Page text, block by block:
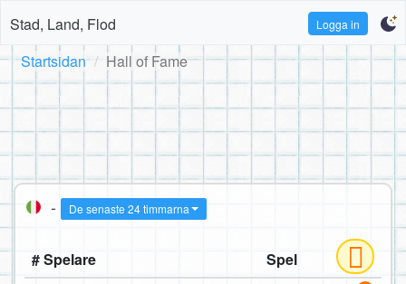
Stad, Land, Flod Logga in
Startsidan Hall of Fame
- De senaste 24 timmarna
# Spelare
Spel